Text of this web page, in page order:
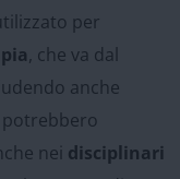
per
, che va dal
anche
nei disciplinari